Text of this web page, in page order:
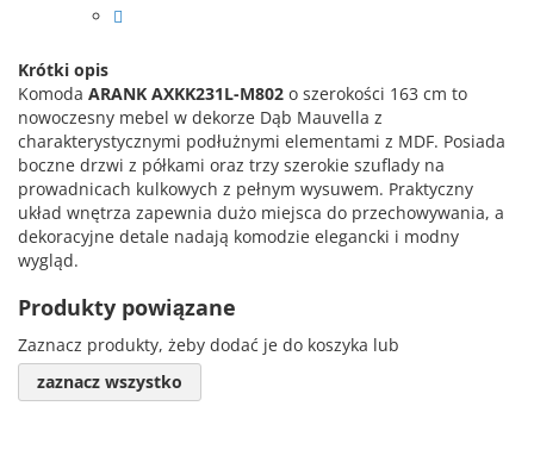
Krótki opis
Komoda ARANK AXKK231L-M802 o szerokości 163 cm to
nowoczesny mebel w dekorze Dąb Mauvella z
charakterystycznymi podłużnymi elementami z MDF. Posiada
boczne drzwi z półkami oraz trzy szerokie szuflady na
prowadnicach kulkowych z pełnym wysuwem. Praktyczny
układ wnętrza zapewnia dużo miejsca do przechowywania, a
dekoracyjne detale nadają komodzie elegancki i modny
wygląd.
Produkty powiązane
Zaznacz produkty, żeby dodać je do koszyka lub
zaznacz wszystko